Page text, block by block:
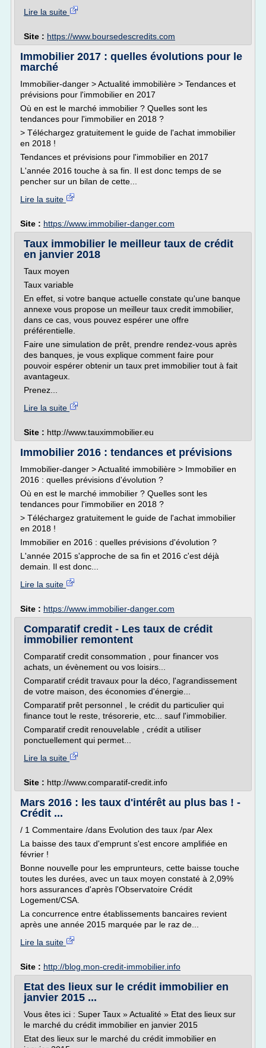
Lire la suite
Site : https://www.boursedescredits.com
Immobilier 2017 : quelles évolutions pour le
marché
Immobilier-danger > Actualité immobilière > Tendances et
prévisions pour l'immobilier en 2017
Où en est le marché immobilier ? Quelles sont les
tendances pour l'immobilier en 2018 ?
> Téléchargez gratuitement le guide de l'achat immobilier
en 2018 !
Tendances et prévisions pour l'immobilier en 2017
L'année 2016 touche à sa fin. Il est donc temps de se
pencher sur un bilan de cette...
Lire la suite
Site : https://www.immobilier-danger.com
Taux immobilier le meilleur taux de crédit
en janvier 2018
Taux moyen
Taux variable
En effet, si votre banque actuelle constate qu'une banque
annexe vous propose un meilleur taux credit immobilier,
dans ce cas, vous pouvez espérer une offre
préférentielle.
Faire une simulation de prêt, prendre rendez-vous après
des banques, je vous explique comment faire pour
pouvoir espérer obtenir un taux pret immobilier tout à fait
avantageux.
Prenez...
Lire la suite
Site : http://www.tauximmobilier.eu
Immobilier 2016 : tendances et prévisions
Immobilier-danger > Actualité immobilière > Immobilier en
2016 : quelles prévisions d'évolution ?
Où en est le marché immobilier ? Quelles sont les
tendances pour l'immobilier en 2018 ?
> Téléchargez gratuitement le guide de l'achat immobilier
en 2018 !
Immobilier en 2016 : quelles prévisions d'évolution ?
L'année 2015 s'approche de sa fin et 2016 c'est déjà
demain. Il est donc...
Lire la suite
Site : https://www.immobilier-danger.com
Comparatif credit - Les taux de crédit
immobilier remontent
Comparatif credit consommation , pour financer vos
achats, un évènement ou vos loisirs...
Comparatif crédit travaux pour la déco, l'agrandissement
de votre maison, des économies d'énergie...
Comparatif prêt personnel , le crédit du particulier qui
finance tout le reste, trésorerie, etc... sauf l'immobilier.
Comparatif credit renouvelable , crédit a utiliser
ponctuellement qui permet...
Lire la suite
Site : http://www.comparatif-credit.info
Mars 2016 : les taux d'intérêt au plus bas ! -
Crédit ...
/ 1 Commentaire /dans Evolution des taux /par Alex
La baisse des taux d'emprunt s'est encore amplifiée en
février !
Bonne nouvelle pour les emprunteurs, cette baisse touche
toutes les durées, avec un taux moyen constaté à 2,09%
hors assurances d'après l'Observatoire Crédit
Logement/CSA.
La concurrence entre établissements bancaires revient
après une année 2015 marquée par le raz de...
Lire la suite
Site : http://blog.mon-credit-immobilier.info
Etat des lieux sur le crédit immobilier en
janvier 2015 ...
Vous êtes ici : Super Taux » Actualité » Etat des lieux sur
le marché du crédit immobilier en janvier 2015
Etat des lieux sur le marché du crédit immobilier en